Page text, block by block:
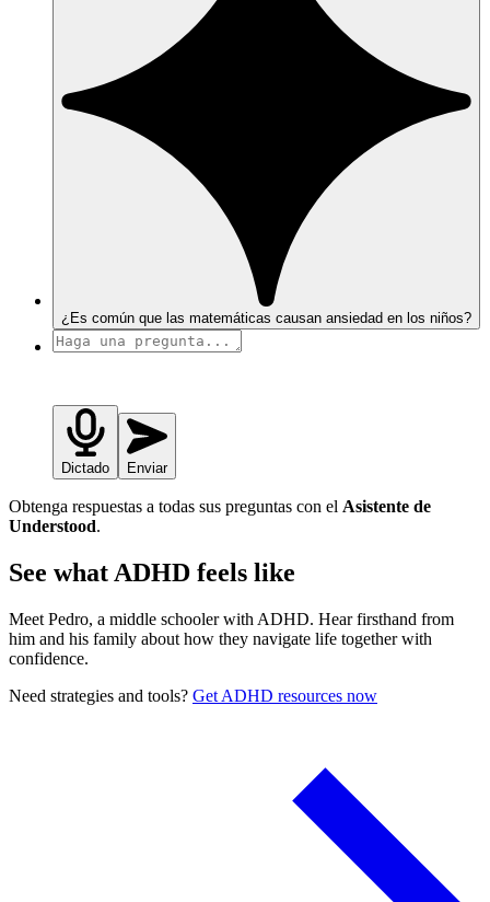
¿Es común que las matemáticas causan ansiedad en los niños?
Dictado Enviar
Obtenga respuestas a todas sus preguntas con el Asistente de
Understood.
See what ADHD feels like
Meet Pedro, a middle schooler with ADHD. Hear firsthand from
him and his family about how they navigate life together with
confidence.
Need strategies and tools? Get ADHD resources now